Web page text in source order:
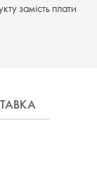
замість плати